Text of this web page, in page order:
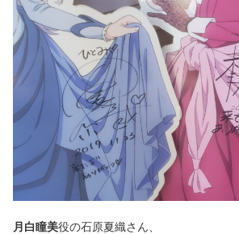
月白瞳美役の石原夏織さん、